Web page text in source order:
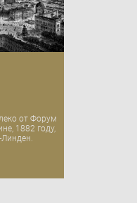
от Форум
1882 году,
Линден.